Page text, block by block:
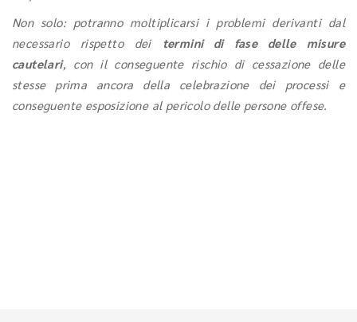
Non solo: potranno moltiplicarsi i problemi derivanti dal
necessario rispetto dei termini di fase delle misure
cautelari, con il conseguente rischio di cessazione delle
stesse prima ancora della celebrazione dei processi e
conseguente esposizione al pericolo delle persone offese.